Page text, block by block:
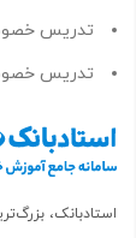
تدریس
تدریس
استادبانک،